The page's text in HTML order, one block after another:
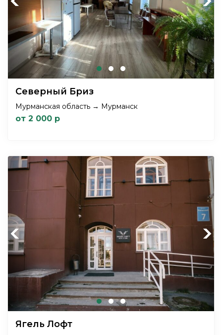
Северный Бриз
Мурманская область → Мурманск
от 2 000 р
Previous Next
Ягель Лофт